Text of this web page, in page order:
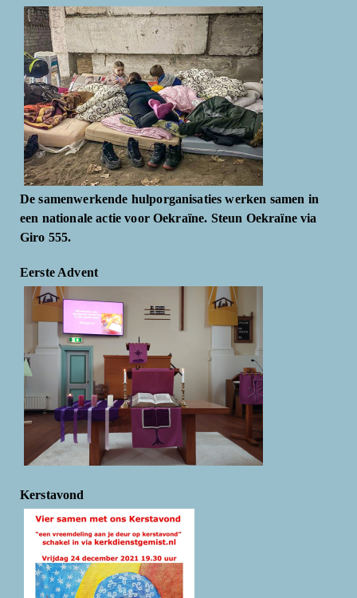
De samenwerkende hulporganisaties werken samen in
een nationale actie voor Oekraïne. Steun Oekraïne via
Giro 555.
Eerste Advent
Kerstavond